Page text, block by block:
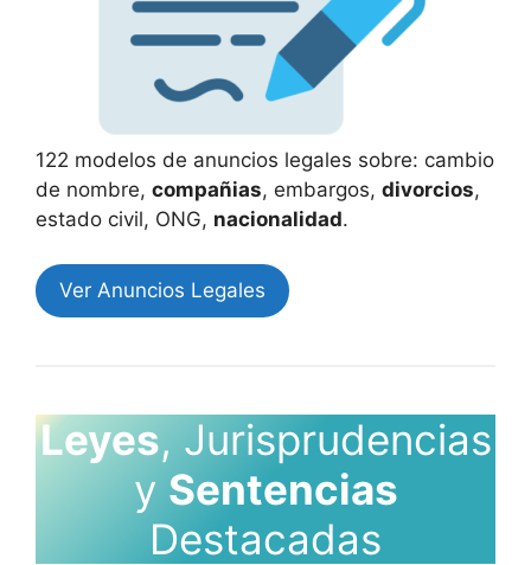
122 modelos de anuncios legales sobre: cambio
de nombre, compañias, embargos, divorcios,
estado civil, ONG, nacionalidad.
Ver Anuncios Legales
Leyes, Jurisprudencias
y Sentencias
Destacadas